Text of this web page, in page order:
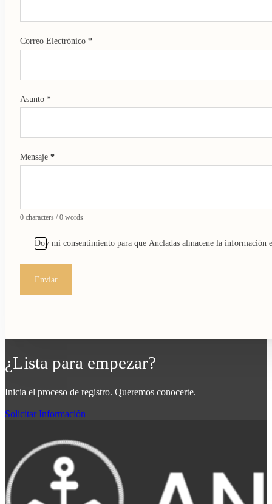
Correo Electrónico *
Asunto *
Mensaje *
0 characters / 0 words
Doy mi consentimiento para que Ancladas almacene la información
Enviar
¿Lista para empezar?
Inicia el proceso de registro. Queremos conocerte.
Solicitar Información